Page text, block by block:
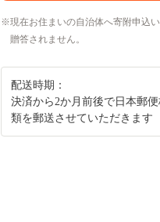
現在お住まいの自治体へ寄附申込
贈答されません。
配送時期：
決済から2か月前後で日本郵
類を郵送させていただきます